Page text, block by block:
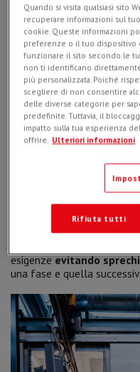
Una seconda ragione è
efficientamento del
esigenzeevitando
una fase e quella
Quando si visita qualsiasi sito
recuperare informazioni sul
cookie. Queste informazioni
preferenze o il tuo dispositivo
funzionare il sito secondo le
non ti identificano
più personalizzata. Poiché
scegliere di non consentire
delle diverse categorie per
predefinite. Tuttavia, il
impatto sulla tua esperienza
offrire. Ulteriori informazioni
Rifiuta tutti